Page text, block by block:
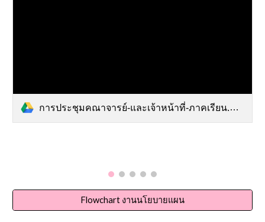
การประชุมคณาจารย์-และเจ้าหน้าที่-ภาคเรียน.mp4
Flowchart งานนโยบายแผน